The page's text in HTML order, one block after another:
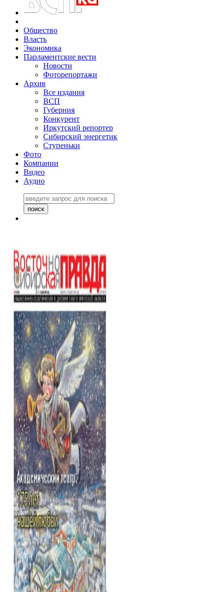
Общество
Власть
Экономика
Парламентские вести
Новости
Фоторепортажи
Архив
Все издания
ВСП
Губерния
Конкурент
Иркутский репортер
Сибирский энергетик
Ступеньки
Фото
Компании
Видео
Аудио